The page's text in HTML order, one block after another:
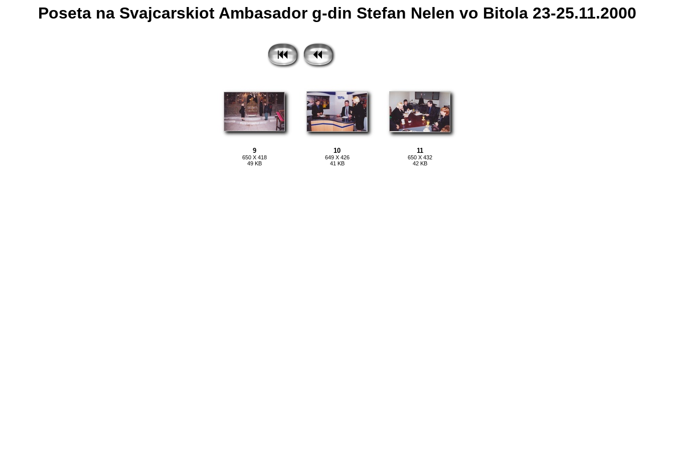
Poseta na Svajcarskiot Ambasador g-din Stefan Nelen vo Bitola 23-25.11.2000
9
650 X 418
49 KB
10
649 X 426
41 KB
11
650 X 432
42 KB